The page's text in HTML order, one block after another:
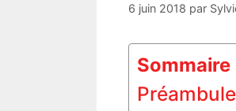
6 juin 2018 par
Sommaire
Préambule